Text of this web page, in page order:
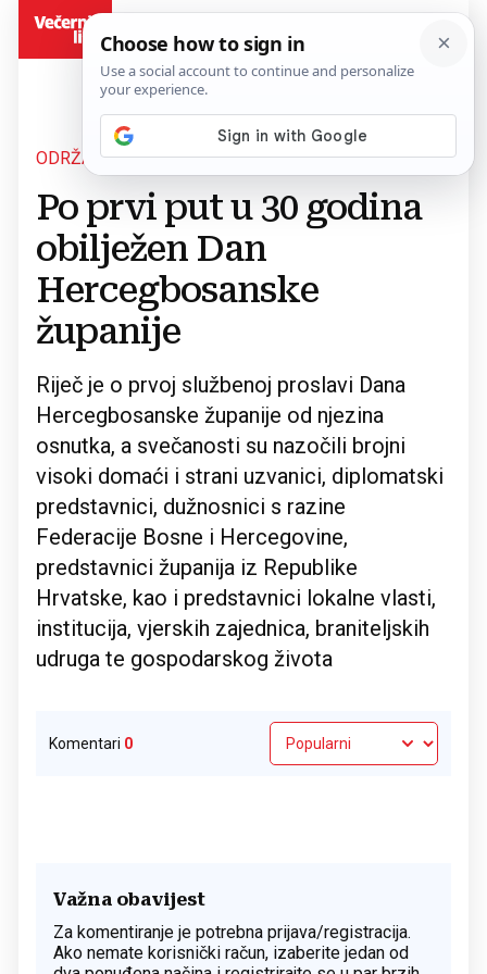
ODRŽANA SVEČANA SJEDNICA Povratak na članak
Po prvi put u 30 godina
obilježen Dan
Hercegbosanske
županije
Riječ je o prvoj službenoj proslavi Dana
Hercegbosanske županije od njezina
osnutka, a svečanosti su nazočili brojni
visoki domaći i strani uzvanici, diplomatski
predstavnici, dužnosnici s razine
Federacije Bosne i Hercegovine,
predstavnici županija iz Republike
Hrvatske, kao i predstavnici lokalne vlasti,
institucija, vjerskih zajednica, braniteljskih
udruga te gospodarskog života
Komentari 0
Važna obavijest
Za komentiranje je potrebna prijava/registracija.
Ako nemate korisnički račun, izaberite jedan od